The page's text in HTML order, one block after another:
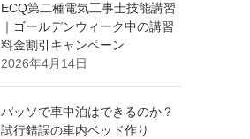
ECQ第二種電気工事士技能講習
｜ゴールデンウィーク中の講習
料金割引キャンペーン
2026年4月14日
パッソで車中泊はできるのか？
試行錯誤の車内ベッド作り